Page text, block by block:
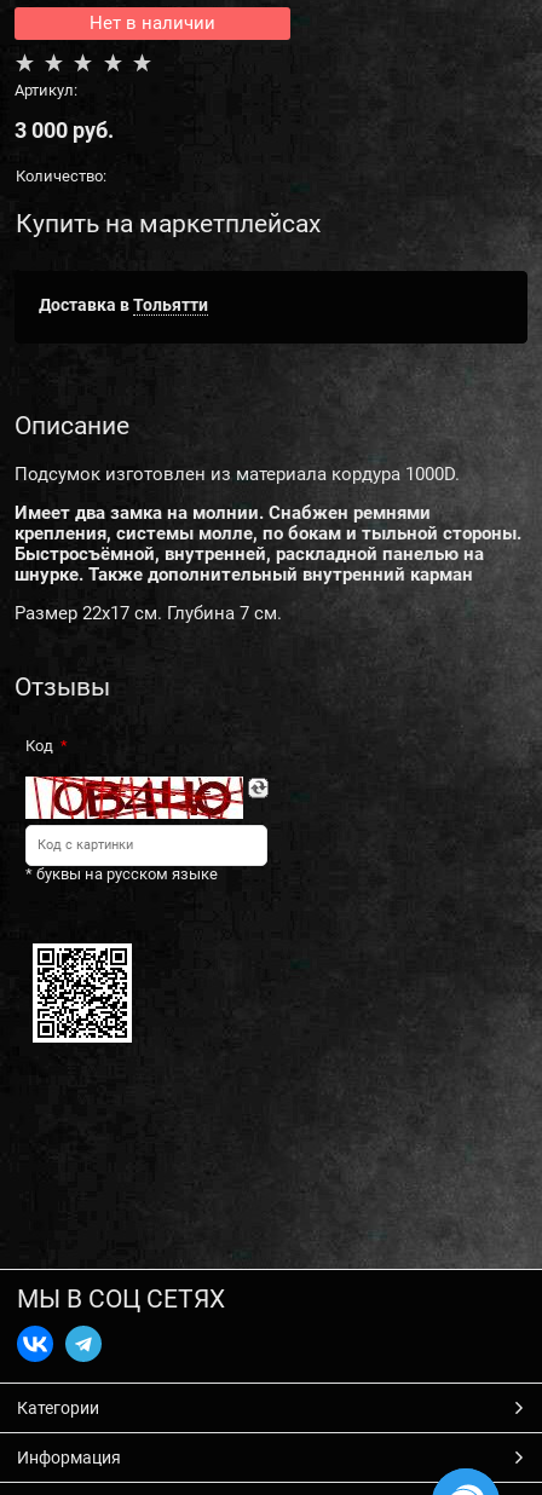
Нет в наличии
Артикул:
3 000 руб.
Количество:
Купить на маркетплейсах
Доставка вТольятти
Описание
Подсумок изготовлен из материала кордура 1000D.
Имеет два замка на молнии. Снабжен ремнями
крепления, системы молле, по бокам и тыльной стороны.
Быстросъёмной, внутренней, раскладной панелью на
шнурке. Также дополнительный внутренний карман
Размер 22х17 см. Глубина 7 см.
Отзывы
Код
* буквы на русском языке
МЫ В СОЦ СЕТЯХ
Категории
Информация